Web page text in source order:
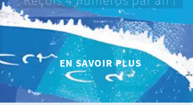
Reçois 4 numéros par an !
EN SAVOIR PLUS